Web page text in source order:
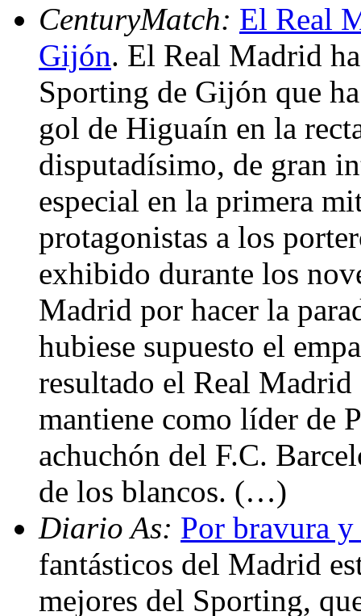
CenturyMatch: El Real
Gijón. El Real Madrid
Sporting de Gijón que
gol de Higuaín en la
disputadísimo, de gran
especial en la primera
protagonistas a los
exhibido durante los
Madrid por hacer la
hubiese supuesto el
resultado el Real
mantiene como líder de
achuchón del F.C.
de los blancos. (…)
Diario As: Por bravura
fantásticos del Madrid
mejores del Sporting,